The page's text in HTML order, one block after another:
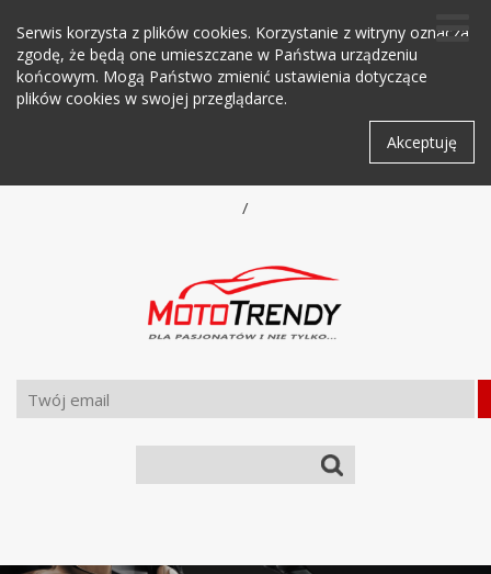
Serwis korzysta z plików cookies. Korzystanie z witryny oznacza
zgodę, że będą one umieszczane w Państwa urządzeniu
końcowym. Mogą Państwo zmienić ustawienia dotyczące
plików cookies w swojej przeglądarce.
Akceptuję
/